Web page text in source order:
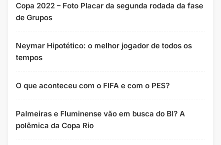
Copa 2022 – Foto Placar da segunda rodada da fase
de Grupos
Neymar Hipotético: o melhor jogador de todos os
tempos
O que aconteceu com o FIFA e com o PES?
Palmeiras e Fluminense vão em busca do BI? A
polêmica da Copa Rio